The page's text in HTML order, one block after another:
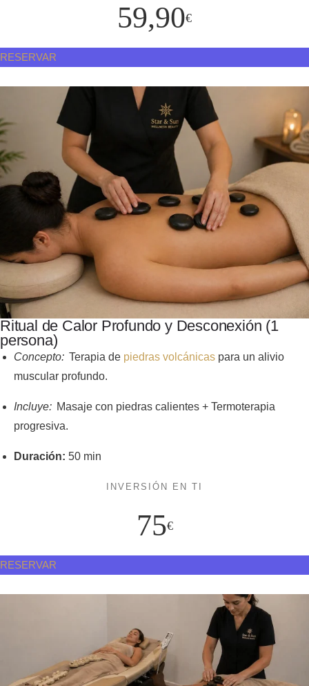
59,90€
RESERVAR
Ritual de Calor Profundo y Desconexión (1
persona)
Concepto: Terapia de piedras volcánicas para un alivio
muscular profundo.
Incluye: Masaje con piedras calientes + Termoterapia
progresiva.
Duración: 50 min
INVERSIÓN EN TI
75€
RESERVAR